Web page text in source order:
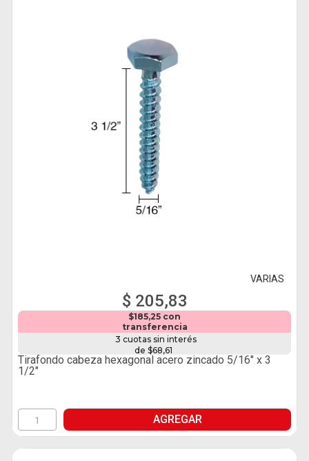
VARIAS
$ 205,83
$185,25 con
transferencia
3 cuotas sin interés
de $68,61
Tirafondo cabeza hexagonal acero zincado 5/16" x 3
1/2"
AGREGAR